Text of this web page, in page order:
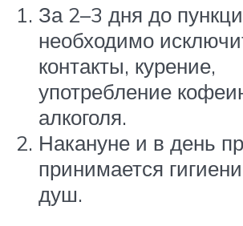
За 2–3 дня до
необходимо
контакты, курение,
употребление
алкоголя.
Накануне и в день
принимается
душ.